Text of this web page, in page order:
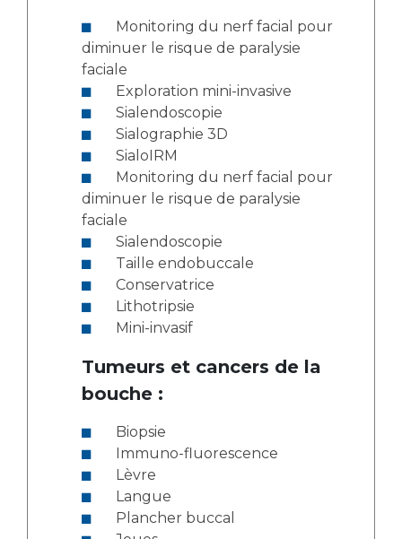
diminuer le risque de paralysie
faciale
Exploration mini-invasive
Sialendoscopie
Sialographie 3D
SialoIRM
diminuer le risque de paralysie
faciale
Sialendoscopie
Taille endobuccale
Conservatrice
Lithotripsie
Mini-invasif
Tumeurs et cancers de la
bouche :
Biopsie
Immuno-fluorescence
Lèvre
Langue
Plancher buccal